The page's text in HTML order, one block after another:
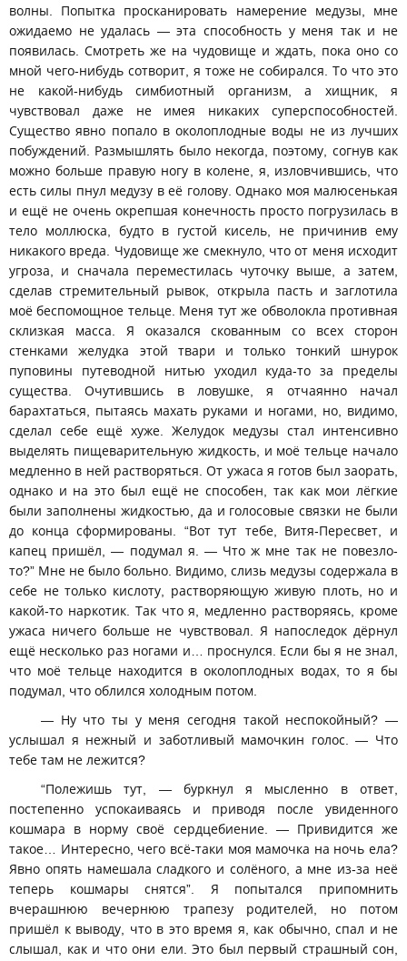
волны. Попытка просканировать намерение медузы, мне
ожидаемо не удалась — эта способность у меня так и не
появилась. Смотреть же на чудовище и ждать, пока оно со
мной чего-нибудь сотворит, я тоже не собирался. То что это
не какой-нибудь симбиотный организм, а хищник, я
чувствовал даже не имея никаких суперспособностей.
Существо явно попало в околоплодные воды не из лучших
побуждений. Размышлять было некогда, поэтому, согнув как
можно больше правую ногу в колене, я, изловчившись, что
есть силы пнул медузу в её голову. Однако моя малюсенькая
и ещё не очень окрепшая конечность просто погрузилась в
тело моллюска, будто в густой кисель, не причинив ему
никакого вреда. Чудовище же смекнуло, что от меня исходит
угроза, и сначала переместилась чуточку выше, а затем,
сделав стремительный рывок, открыла пасть и заглотила
моё беспомощное тельце. Меня тут же обволокла противная
склизкая масса. Я оказался скованным со всех сторон
стенками желудка этой твари и только тонкий шнурок
пуповины путеводной нитью уходил куда-то за пределы
существа. Очутившись в ловушке, я отчаянно начал
барахтаться, пытаясь махать руками и ногами, но, видимо,
сделал себе ещё хуже. Желудок медузы стал интенсивно
выделять пищеварительную жидкость, и моё тельце начало
медленно в ней растворяться. От ужаса я готов был заорать,
однако и на это был ещё не способен, так как мои лёгкие
были заполнены жидкостью, да и голосовые связки не были
до конца сформированы. “Вот тут тебе, Витя-Пересвет, и
капец пришёл, — подумал я. — Что ж мне так не повезло-
то?” Мне не было больно. Видимо, слизь медузы содержала в
себе не только кислоту, растворяющую живую плоть, но и
какой-то наркотик. Так что я, медленно растворяясь, кроме
ужаса ничего больше не чувствовал. Я напоследок дёрнул
ещё несколько раз ногами и… проснулся. Если бы я не знал,
что моё тельце находится в околоплодных водах, то я бы
подумал, что облился холодным потом.
— Ну что ты у меня сегодня такой неспокойный? —
услышал я нежный и заботливый мамочкин голос. — Что
тебе там не лежится?
“Полежишь тут, — буркнул я мысленно в ответ,
постепенно успокаиваясь и приводя после увиденного
кошмара в норму своё сердцебиение. — Привидится же
такое… Интересно, чего всё-таки моя мамочка на ночь ела?
Явно опять намешала сладкого и солёного, а мне из-за неё
теперь кошмары снятся”. Я попытался припомнить
вчерашнюю вечернюю трапезу родителей, но потом
пришёл к выводу, что в это время я, как обычно, спал и не
слышал, как и что они ели. Это был первый страшный сон,